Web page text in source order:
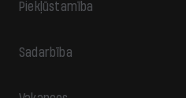
Piekļūstamība
Sadarbība